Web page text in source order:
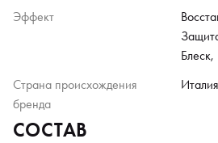
Эффект
Страна происхождения
бренда
Италия
СОСТАВ